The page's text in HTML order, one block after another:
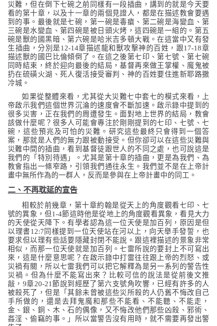
災難，但在倒下七碗之前同樣有一段插曲，講到的就是今天要
看的第十章，以及十一章的兩個見證人，都是在描述教會要遇
到的事。最後就是七碗，第一碗是毒瘡、第二碗是海變血、第
三碗是水變血、第四碗是被日頭火烤，這四碗是一組的。第五
碗是獸的國黑暗、第六碗是哈米吉多頓大戰。在這當中又有發
生插曲，分別是12-14章描述龍和獸攻擊神的百姓，跟17-18章
描述獸的國巴比倫傾倒了。在這之後第七印、第七號、第七碗
同時結束，終於迎向最後的結局，基督再來做王掌權、魔鬼被
扔在硫磺火湖、死人復活接受審判、神的百姓要住進新耶路撒
冷城。
如果從整體來看，尤其從大災難七中套七的模式來看，上
帝啟示我們這個世界沉淪的速度會不斷加速。啟示錄中提到的
很多災害，正在我們的周遭發生。面對地上世界的結局，教會
該做什麼呢？很多人可能會專注於剛剛提到的七印、七號、七
碗，這些預兆及可怕的災難。研究這些最終只會得到一個答
案，那就是人們的無力跟被動接受。但你卻可以在這些災難與
災難中間的插曲，看到基督徒跟世人的不同之處，也可說這是
我們的「特別待遇」。尤其是第十章的插曲，更是為我們、為
教會指出一條窄路，引領我們通往永生。我們並不是在上帝計
畫中無所作為的一群人，反而是參與在上帝計畫中的同工。
二、不再耽延的宣告
相較於前幾章，第十章約翰是從天上的角度觀看七印、七
號的異象，但1-4節這時他是從地上的角度觀看異象，看見大力
的天使從天降下。有學者認為這一位天使是加百列，原因是但
以理書12:7 同樣提到一位天使站在河以上，向天舉手發誓，也
要求但以理有些話要隱藏封閉不能說。跟這裡描述的景象非常
相似，而那一位天使就是加百列。七雷所說的要封上不可寫出
來，這是什麼意思呢？在啟示錄中打雷往往跟上帝的烈怒、或
災禍有關，所以七雷我們可以把它解釋為是另一系列的警告性
災禍。但為什麼不能寫出來？比較可信的說法是從前後文推
敲， 9章20-21節說到經歷了第六支號角吹響，已經有許多的人
被殺死了，但是「其餘未曾被這些災所殺的人仍舊不悔改自己
手所做的，還是去拜鬼魔和那些不能看、不能聽、不能走，
金、銀、銅、木、石的偶像，又不悔改他們那些凶殺、邪術、
姦淫、偷竊的事 。」所以當警告沒有用時，就不需要再發出警